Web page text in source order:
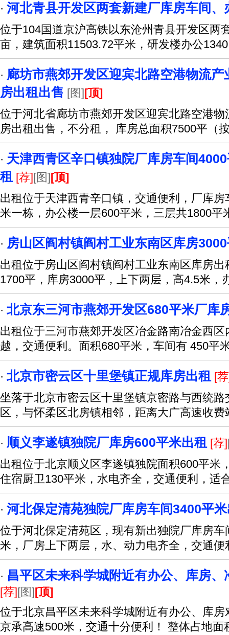
· 河北青县开发区两套新建厂库房车间、
位于104国道京沪高铁以东沧州青县开发区两
亩，建筑面积11503.72平米，研发楼办公
· 廊坊市燕郊开发区迎宾北路空港物流
房出租出售 [图][顶]
位于河北省廊坊市燕郊开发区迎宾北路空港
房出租出售，不分租， 库房总面积7500平（
· 天津西青区辛口镇独院厂库房车间
租 [荐][图][顶]
出租位于天津西青辛口镇，交通便利，厂库
米一栋，办公楼一层600平米，三层共1800平
· 房山区阎村镇阎村工业东南区库房
出租位于房山区阎村镇阎村工业东南区库房
1700平，库房3000平，上下两层，高4.5米，
· 北京东三河市燕郊开发区680平米厂库
出租位于三河市燕郊开发区冶金路南冶金西
越，交通便利。面积680平米，车间有 450平
· 北京市密云区十里堡镇正规库房出租 [
坐落于北京市密云区十里堡镇京密路与西统
区，与怀柔区北房镇相邻，距离大广高速收费
· 顺义李遂镇独院厂库房600平米出租 [荐]
出租位于北京顺义区李遂镇独院面积600平米
住宿厨卫130平米，水电齐全，交通便利，适
· 河北保定清苑独院厂库房车间3400平
位于河北保定清苑区，现有新出独院厂库房
米，厂房上下两层，水、动力电齐全，交通便
· 昌平区未来科学城附近有办公、库房
[荐][图][顶]
位于北京昌平区未来科学城附近有办公、库
京承高速500米，交通十分便利！ 整体占地面